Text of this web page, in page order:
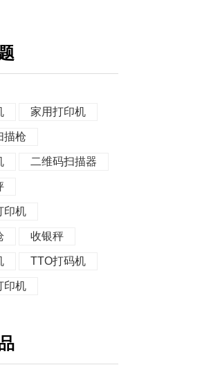
家用打印机
描枪
二维码扫描器
印机
收银秤
TTO打码机
印机